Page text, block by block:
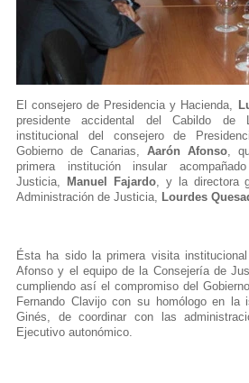
El consejero de Presidencia y Hacienda,
presidente accidental del Cabildo de
institucional del consejero de
Gobierno de Canarias,
Aarón Afonso ,
primera institución insular
Justicia, Manuel Fajardo, y la directora
Administración de Justicia, Lourdes
Ésta ha sido la primera visita
Afonso y el equipo de la Consejería de
cumpliendo así el compromiso del
Fernando Clavijo con su homólogo en la
Ginés, de coordinar con las
Ejecutivo autonómico.